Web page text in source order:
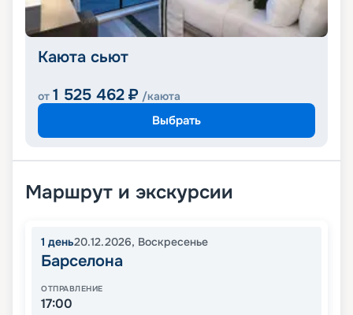
Каюта сьют
от 1 525 462 ₽ /каюта
Выбрать
Маршрут и экскурсии
1 день20.12.2026, Воскресенье
Барселона
ОТПРАВЛЕНИЕ
17:00